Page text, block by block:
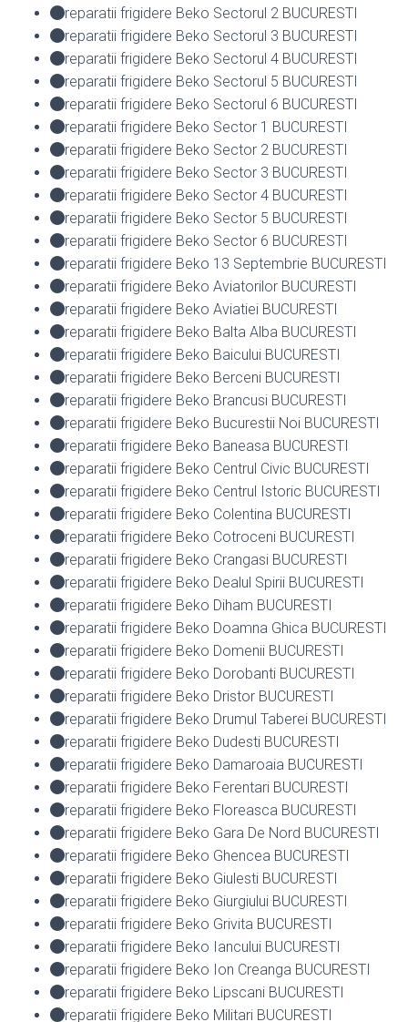
reparatii frigidere Beko Sectorul 2 BUCURESTI
reparatii frigidere Beko Sectorul 3 BUCURESTI
reparatii frigidere Beko Sectorul 4 BUCURESTI
reparatii frigidere Beko Sectorul 5 BUCURESTI
reparatii frigidere Beko Sectorul 6 BUCURESTI
reparatii frigidere Beko Sector 1 BUCURESTI
reparatii frigidere Beko Sector 2 BUCURESTI
reparatii frigidere Beko Sector 3 BUCURESTI
reparatii frigidere Beko Sector 4 BUCURESTI
reparatii frigidere Beko Sector 5 BUCURESTI
reparatii frigidere Beko Sector 6 BUCURESTI
reparatii frigidere Beko 13 Septembrie BUCURESTI
reparatii frigidere Beko Aviatorilor BUCURESTI
reparatii frigidere Beko Aviatiei BUCURESTI
reparatii frigidere Beko Balta Alba BUCURESTI
reparatii frigidere Beko Baicului BUCURESTI
reparatii frigidere Beko Berceni BUCURESTI
reparatii frigidere Beko Brancusi BUCURESTI
reparatii frigidere Beko Bucurestii Noi BUCURESTI
reparatii frigidere Beko Baneasa BUCURESTI
reparatii frigidere Beko Centrul Civic BUCURESTI
reparatii frigidere Beko Centrul Istoric BUCURESTI
reparatii frigidere Beko Colentina BUCURESTI
reparatii frigidere Beko Cotroceni BUCURESTI
reparatii frigidere Beko Crangasi BUCURESTI
reparatii frigidere Beko Dealul Spirii BUCURESTI
reparatii frigidere Beko Diham BUCURESTI
reparatii frigidere Beko Doamna Ghica BUCURESTI
reparatii frigidere Beko Domenii BUCURESTI
reparatii frigidere Beko Dorobanti BUCURESTI
reparatii frigidere Beko Dristor BUCURESTI
reparatii frigidere Beko Drumul Taberei BUCURESTI
reparatii frigidere Beko Dudesti BUCURESTI
reparatii frigidere Beko Damaroaia BUCURESTI
reparatii frigidere Beko Ferentari BUCURESTI
reparatii frigidere Beko Floreasca BUCURESTI
reparatii frigidere Beko Gara De Nord BUCURESTI
reparatii frigidere Beko Ghencea BUCURESTI
reparatii frigidere Beko Giulesti BUCURESTI
reparatii frigidere Beko Giurgiului BUCURESTI
reparatii frigidere Beko Grivita BUCURESTI
reparatii frigidere Beko Iancului BUCURESTI
reparatii frigidere Beko Ion Creanga BUCURESTI
reparatii frigidere Beko Lipscani BUCURESTI
reparatii frigidere Beko Militari BUCURESTI